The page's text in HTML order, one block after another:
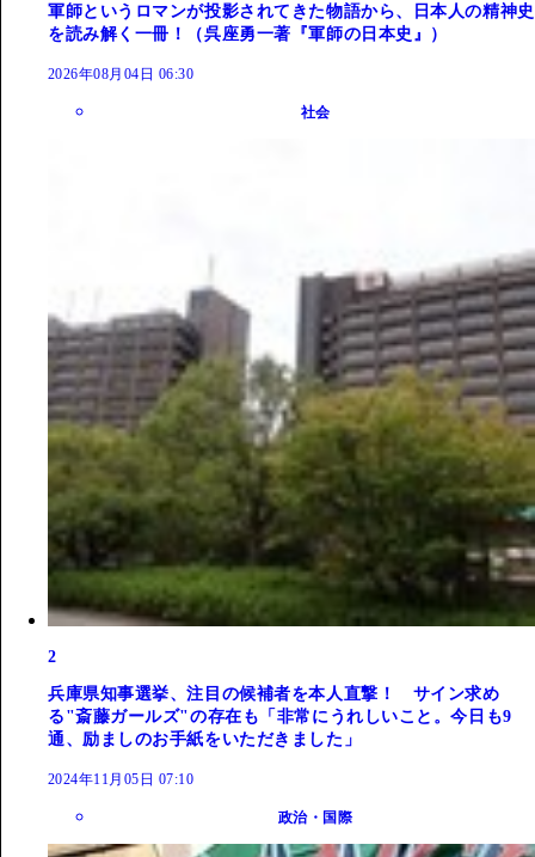
軍師というロマンが投影されてきた物語から、日本人の精神史
を読み解く一冊！（呉座勇一著『軍師の日本史』）
2026年08月04日 06:30
社会
2
兵庫県知事選挙、注目の候補者を本人直撃！ サイン求め
る"斎藤ガールズ"の存在も「非常にうれしいこと。今日も9
通、励ましのお手紙をいただきました」
2024年11月05日 07:10
政治・国際